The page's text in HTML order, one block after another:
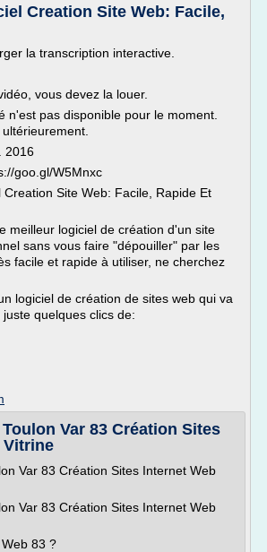
Creation Site Web: Facile,
la transcription interactive.
vous devez la louer.
n'est pas disponible pour le moment.
2016
goo.gl/W5Mnxc
Creation Site Web: Facile, Rapide Et
meilleur logiciel de création d'un site
sans vous faire "dépouiller" par les
facile et rapide à utiliser, ne cherchez
logiciel de création de sites web qui va
quelques clics de:
Var 83 Création Sites
Vitrine
Var 83 Création Sites Internet Web
Var 83 Création Sites Internet Web
83 ?